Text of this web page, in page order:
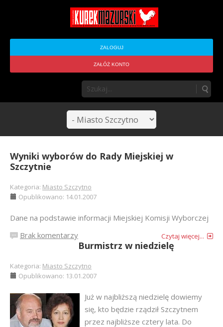
ZALOGUJ
ZAŁÓŻ KONTO
Wyniki wyborów do Rady Miejskiej w
Szczytnie
Kategoria: Miasto Szczytno
Opublikowano: 14.01.2007
Dane na podstawie informacji Miejskiej Komisji Wyborczej
Brak komentarzy
Czytaj więcej...
Burmistrz w niedzielę
Kategoria: Miasto Szczytno
Opublikowano: 13.01.2007
Już w najbliższą niedzielę dowiemy
się, kto będzie rządził Szczytnem
przez najbliższe cztery lata. Do